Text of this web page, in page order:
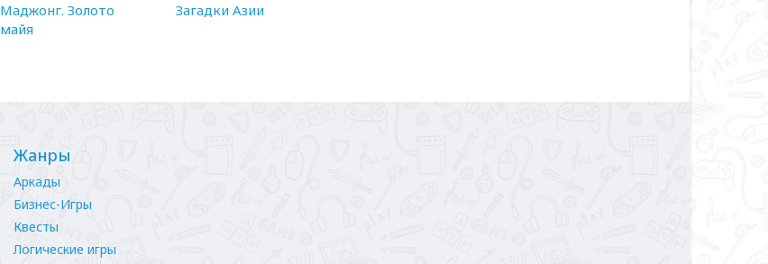
Маджонг. Золото
майя
Загадки Азии
Жанры
Аркады
Бизнес-Игры
Квесты
Логические игры